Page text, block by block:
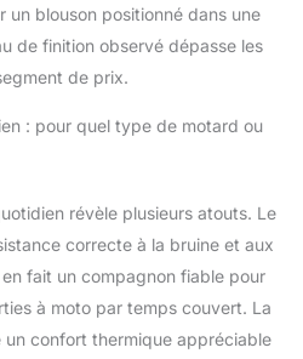
un blouson positionné dans une
de finition observé dépasse les
de prix.
: pour quel type de motard ou
révèle plusieurs atouts. Le
correcte à la bruine et aux
fait un compagnon fiable pour
à moto par temps couvert. La
confort thermique appréciable